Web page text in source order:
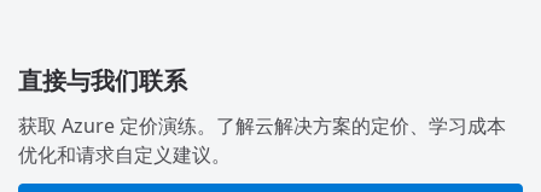
直接与我们联系
获取 Azure 定价演练。了解云解决方案的定价、学习成本
优化和请求自定义建议。